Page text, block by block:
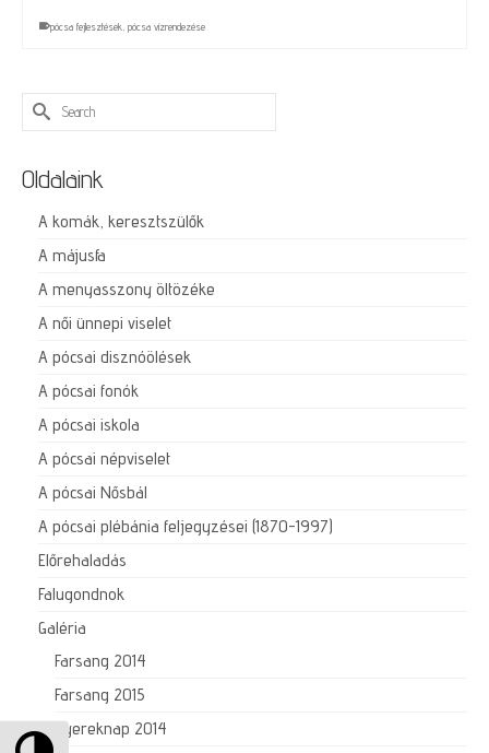
Nagy kontraszt váltása
pócsa fejlesztések pócsa vízrendezése
Search
for:
Oldalaink
A komák, keresztszülők
A májusfa
A menyasszony öltözéke
A női ünnepi viselet
A pócsai disznóölések
A pócsai fonók
A pócsai iskola
A pócsai népviselet
A pócsai Nősbál
A pócsai plébánia feljegyzései (1870-1997)
Előrehaladás
Falugondnok
Galéria
Farsang 2014
Farsang 2015
Gyereknap 2014